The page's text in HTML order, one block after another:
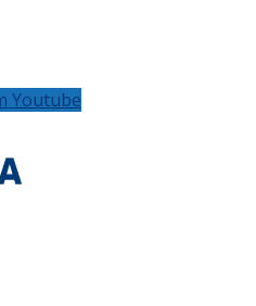
Youtube